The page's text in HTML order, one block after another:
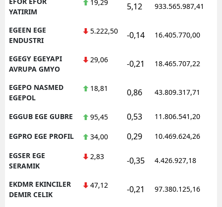
YATIRIM
19,29 5,12 933.565.987,41
EGEEN EGE
ENDUSTRI
5.222,50 -0,14 16.405.770,00
EGEGY EGEYAPI
AVRUPA GMYO
29,06 -0,21 18.465.707,22
EGEPO NASMED
EGEPOL
18,81 0,86 43.809.317,71
EGGUB EGE GUBRE 95,45 0,53 11.806.541,20
EGPRO EGE PROFIL 34,00 0,29 10.469.624,26
EGSER EGE
SERAMIK
2,83 -0,35 4.426.927,18
EKDMR EKINCILER
DEMIR CELIK
47,12 -0,21 97.380.125,16